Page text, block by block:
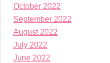
October 2022
September 2022
August 2022
July 2022
June 2022